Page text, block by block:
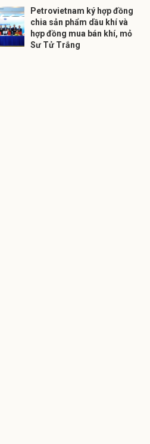
Petrovietnam ký hợp đồng
chia sản phẩm dầu khí và
hợp đồng mua bán khí, mỏ
Sư Tử Trắng